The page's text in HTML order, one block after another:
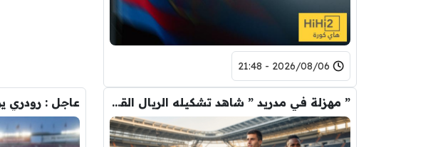
2026/08/06 - 21:48
” مهزلة في مدريد ” شاهد تشكيله الريال القادمه لاكتساح المركز الثاني